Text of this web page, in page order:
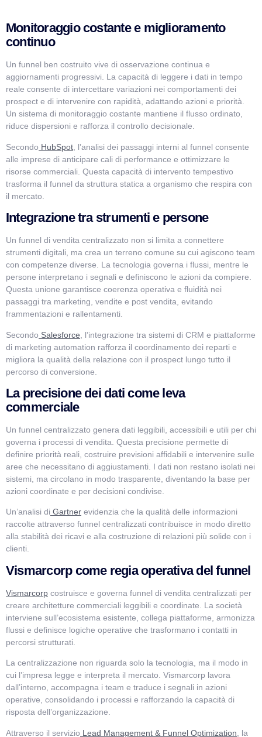
Monitoraggio costante e miglioramento
continuo
Un funnel ben costruito vive di osservazione continua e
aggiornamenti progressivi. La capacità di leggere i dati in tempo
reale consente di intercettare variazioni nei comportamenti dei
prospect e di intervenire con rapidità, adattando azioni e priorità.
Un sistema di monitoraggio costante mantiene il flusso ordinato,
riduce dispersioni e rafforza il controllo decisionale.
Secondo HubSpot , l’analisi dei passaggi interni al funnel consente
alle imprese di anticipare cali di performance e ottimizzare le
risorse commerciali. Questa capacità di intervento tempestivo
trasforma il funnel da struttura statica a organismo che respira con
il mercato.
Integrazione tra strumenti e persone
Un funnel di vendita centralizzato non si limita a connettere
strumenti digitali, ma crea un terreno comune su cui agiscono team
con competenze diverse. La tecnologia governa i flussi, mentre le
persone interpretano i segnali e definiscono le azioni da compiere.
Questa unione garantisce coerenza operativa e fluidità nei
passaggi tra marketing, vendite e post vendita, evitando
frammentazioni e rallentamenti.
Secondo Salesforce , l’integrazione tra sistemi di CRM e piattaforme
di marketing automation rafforza il coordinamento dei reparti e
migliora la qualità della relazione con il prospect lungo tutto il
percorso di conversione.
La precisione dei dati come leva
commerciale
Un funnel centralizzato genera dati leggibili, accessibili e utili per chi
governa i processi di vendita. Questa precisione permette di
definire priorità reali, costruire previsioni affidabili e intervenire sulle
aree che necessitano di aggiustamenti. I dati non restano isolati nei
sistemi, ma circolano in modo trasparente, diventando la base per
azioni coordinate e per decisioni condivise.
Un’analisi di Gartner evidenzia che la qualità delle informazioni
raccolte attraverso funnel centralizzati contribuisce in modo diretto
alla stabilità dei ricavi e alla costruzione di relazioni più solide con i
clienti.
Vismarcorp come regia operativa del funnel
Vismarcorp costruisce e governa funnel di vendita centralizzati per
creare architetture commerciali leggibili e coordinate. La società
interviene sull’ecosistema esistente, collega piattaforme, armonizza
flussi e definisce logiche operative che trasformano i contatti in
percorsi strutturati.
La centralizzazione non riguarda solo la tecnologia, ma il modo in
cui l’impresa legge e interpreta il mercato. Vismarcorp lavora
dall’interno, accompagna i team e traduce i segnali in azioni
operative, consolidando i processi e rafforzando la capacità di
risposta dell’organizzazione.
Attraverso il servizio Lead Management & Funnel Optimization , la